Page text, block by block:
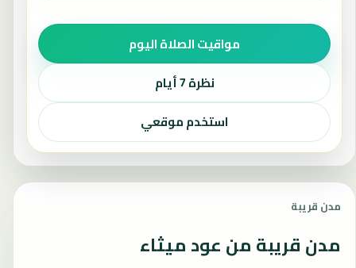
مواقيت الصلاة اليوم
نظرة 7 أيام
استخدم موقعي
مدن قريبة
مدن قريبة من عود ميثاء